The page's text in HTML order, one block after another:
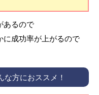
あるので
に成功率が上がるので
方におススメ！